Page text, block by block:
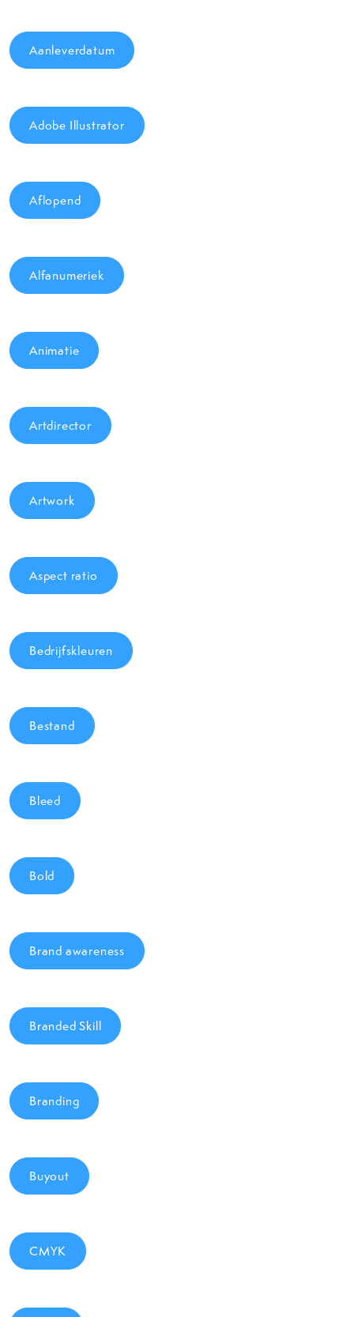
Aanleverdatum
Adobe Illustrator
Aflopend
Alfanumeriek
Animatie
Artdirector
Artwork
Aspect ratio
Bedrijfskleuren
Bestand
Bleed
Bold
Brand awareness
Branded Skill
Branding
Buyout
CMYK